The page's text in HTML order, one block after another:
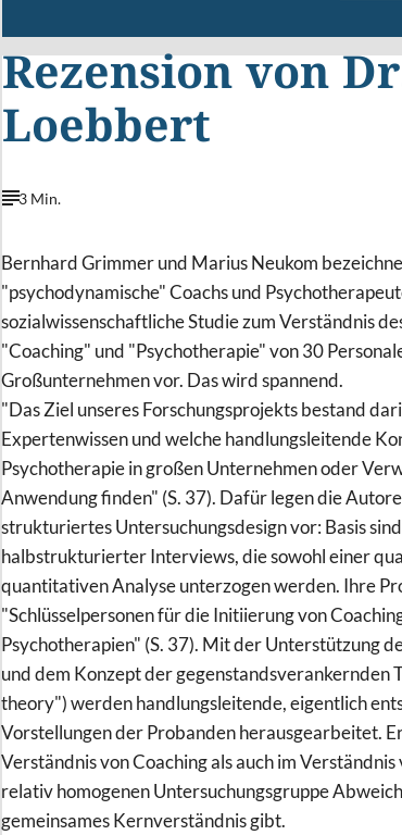
Rezension von
Loebbert
3 Min.
Bernhard Grimmer und Marius Neukom
"psychodynamische" Coachs und
sozialwissenschaftliche Studie zum Verständnis
"Coaching" und "Psychotherapie" von 30
Großunternehmen vor. Das wird spannend.
"Das Ziel unseres Forschungsprojekts bestand
Expertenwissen und welche handlungsleitende
Psychotherapie in großen Unternehmen oder
Anwendung finden" (S. 37). Dafür legen die
strukturiertes Untersuchungsdesign vor: Basis
halbstrukturierter Interviews, die sowohl einer
quantitativen Analyse unterzogen werden. Ihre
"Schlüsselpersonen für die Initiierung von
Psychotherapien" (S. 37). Mit der Unterstützung
und dem Konzept der gegenstandsverankernden
theory") werden handlungsleitende, eigentlich
Vorstellungen der Probanden herausgearbeitet.
Verständnis von Coaching als auch im
relativ homogenen Untersuchungsgruppe
gemeinsames Kernverständnis gibt.